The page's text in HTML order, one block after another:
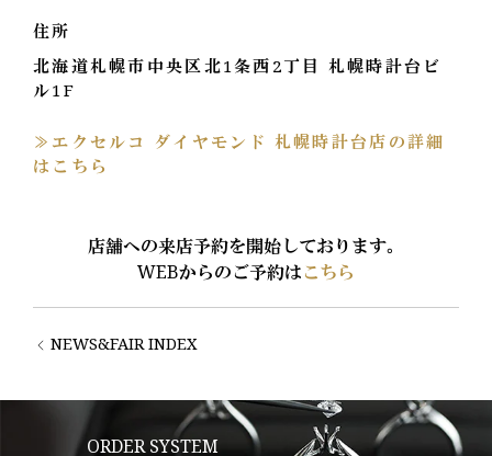
住所
北海道札幌市中央区北1条西2丁目 札幌時計台ビ
ル1F
≫エクセルコ ダイヤモンド 札幌時計台店の詳細
はこちら
店舗への来店予約を開始しております。
WEBからのご予約はこちら
NEWS&FAIR INDEX
ORDER SYSTEM